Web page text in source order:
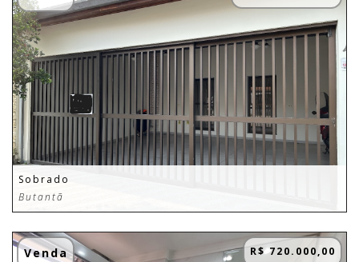
Sobrado
Butantã
Venda R$ 720.000,00